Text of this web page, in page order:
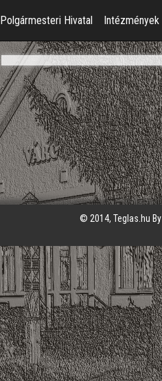
Polgármesteri Hivatal Intézmények
© 2014, Teglas.hu By